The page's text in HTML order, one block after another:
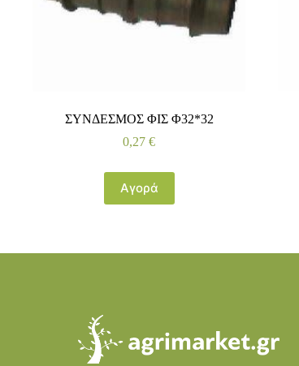
ΣΥΝΔΕΣΜΟΣ ΦΙΣ Φ32*32
0,27€
Αγορά